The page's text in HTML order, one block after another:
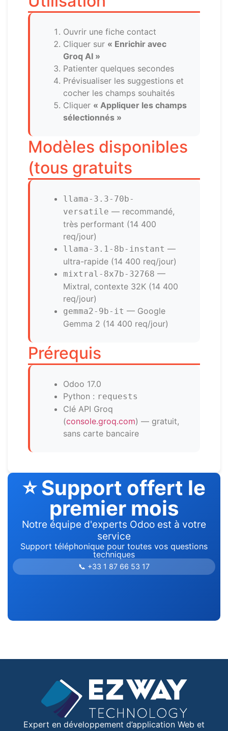
Ouvrir une fiche contact
Cliquer sur « Enrichir avec
Groq AI »
Patienter quelques secondes
Prévisualiser les suggestions et
cocher les champs souhaités
Cliquer « Appliquer les champs
sélectionnés »
Modèles disponibles
(tous gratuits
llama-3.3-70b-
versatile — recommandé,
très performant (14 400
req/jour)
llama-3.1-8b-instant —
ultra-rapide (14 400 req/jour)
mixtral-8x7b-32768 —
Mixtral, contexte 32K (14 400
req/jour)
gemma2-9b-it — Google
Gemma 2 (14 400 req/jour)
Prérequis
Odoo 17.0
Python : requests
Clé API Groq
(console.groq.com) — gratuit,
sans carte bancaire
⭐ Support offert le
premier mois
Notre équipe d'experts Odoo est à votre
service
Support téléphonique pour toutes vos questions
techniques
📞 +33 1 87 66 53 17
Expert en développement d’application Web et